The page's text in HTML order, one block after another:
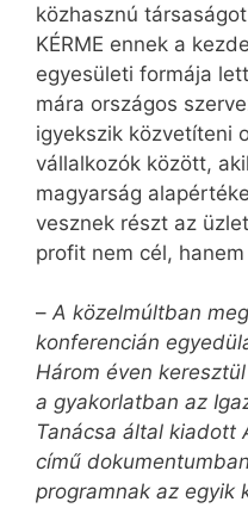
közhasznú
KÉRME ennek a
egyesületi formája
mára országos
igyekszik közvetíteni
vállalkozók között,
magyarság
vesznek részt az
profit nem cél,
– A közelmúltban
konferencián
Három éven
a gyakorlatban az
Tanácsa által kiadott
című
programnak az egyik